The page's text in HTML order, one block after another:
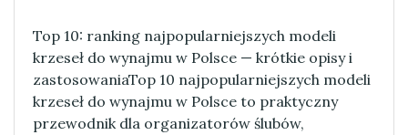
Top 10: ranking najpopularniejszych modeli
krzeseł do wynajmu w Polsce — krótkie opisy i
zastosowaniaTop 10 najpopularniejszych modeli
krzeseł do wynajmu w Polsce to praktyczny
przewodnik dla organizatorów ślubów,